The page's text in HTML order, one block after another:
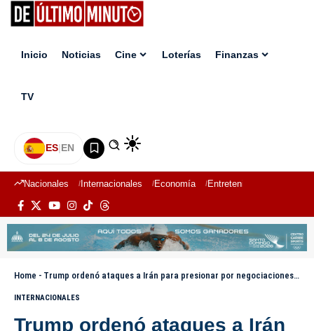
Inicio Noticias Cine Loterías Finanzas
TV
ES|EN
Nacionales Internacionales Economía Entretenimiento
Home - Trump ordenó ataques a Irán para presionar por negociaciones sobre Ormuz y el programa nuclear
INTERNACIONALES
Trump ordenó ataques a Irán